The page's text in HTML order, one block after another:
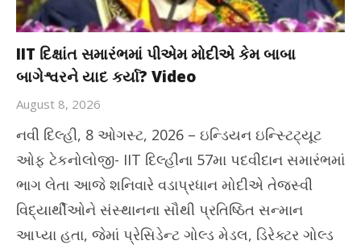
IIT દિક્ષાંત સમારંભમાં પીએમ મોદીએ કેમ બાબા
બાગેશ્વરને યાદ કર્યા? Video
August 8, 2026
નવી દિલ્હી, 8 ઓગસ્ટ, 2026 – ઇન્ડિયન ઇન્સ્ટિટ્યૂટ
ઓફ ટેકનોલોજી- IIT દિલ્હીના 57મા પદવીદાન સમારંભમાં
ભાગ લેતા આજે શનિવારે વડાપ્રધાન મોદીએ તેજસ્વી
વિદ્યાર્થીઓને સંસ્થાનના સૌથી પ્રતિષ્ઠિત સન્માન
આપ્યા હતા, જેમાં પ્રેસિડેન્ટ ગોલ્ડ મેડલ, ડિરેક્ટર ગોલ્ડ